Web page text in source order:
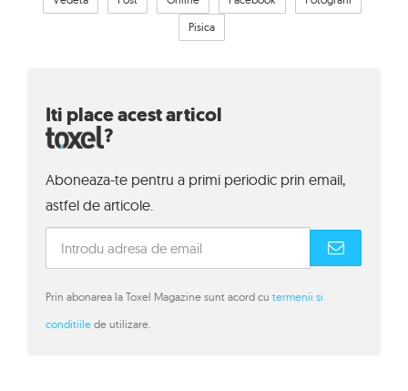
Pisica
Iti place acest articol
?
Aboneaza-te pentru a primi periodic prin email,
astfel de articole.
Prin abonarea la Toxel Magazine sunt acord cu termenii si
conditiile de utilizare.